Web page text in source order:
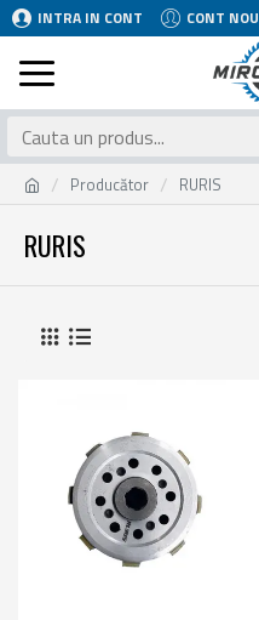
INTRA IN CONT CONT NOU
Producător RURIS
RURIS